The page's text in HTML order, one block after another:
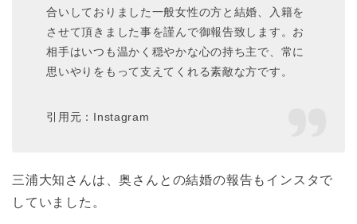
合いしておりました一般女性の方と結婚、入籍を
させて頂きました事を謹んで御報告致します。お
相手はいつも温かく穏やかな心の持ち主で、常に
思いやりをもって支えてくれる素敵な方です。
引用元：Instagram
三浦大知さんは、奥さんとの結婚の報告もインスタで
していました。